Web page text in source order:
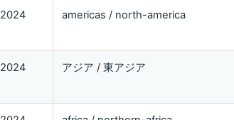
2024 americas / north-america
2024 アジア / 東アジア